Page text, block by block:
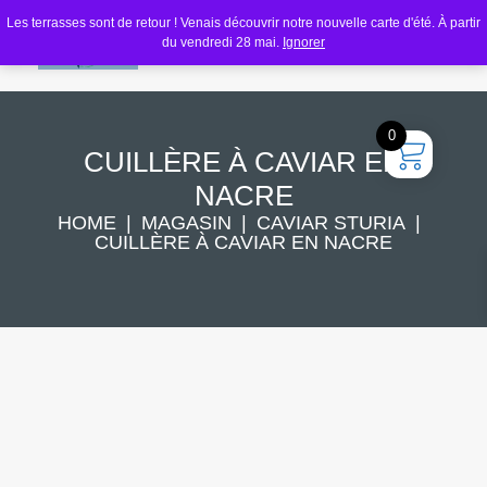
Les terrasses sont de retour ! Venais découvrir notre nouvelle carte d'été. À partir
du vendredi 28 mai. Ignorer
CUILLÈRE À CAVIAR EN
NACRE
HOME MAGASIN
CAVIAR STURIA
CUILLÈRE À CAVIAR EN NACRE
0